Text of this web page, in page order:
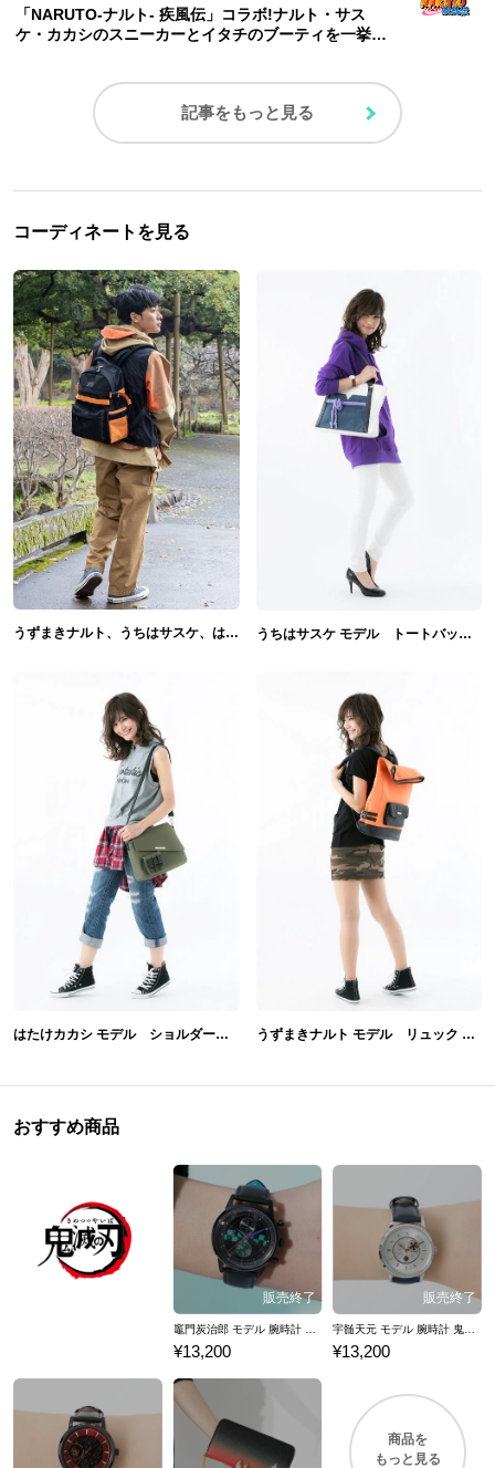
「NARUTO-ナルト- 疾風伝」コラボ!ナルト・サス
ケ・カカシのスニーカーとイタチのブーティを一挙に
記事をもっと見る
コーディネートを見る
うずまきナルト、うちはサスケ、はたけカカシ モデル リュック NARUTO-ナルト- 疾風伝 うちはサスケ モデル トートバッグ バッグ NARUTO-ナルト-疾風伝
はたけカカシ モデル ショルダーバッグ バッグ NARUTO-ナルト-疾風伝 うずまきナルト モデル リュック バッグ NARUTO-ナルト-疾風伝
おすすめ商品
¥13,200 ¥13,200
商品を
もっと見る